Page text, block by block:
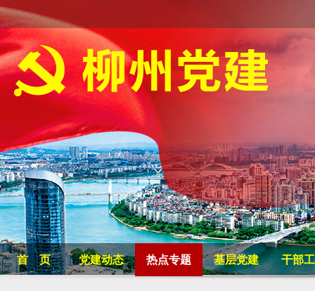
首 页 党建动态 热点专题 基层党建 干部